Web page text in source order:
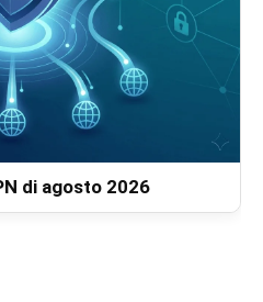
di agosto 2026